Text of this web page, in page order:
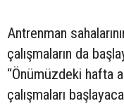
Antrenman
çalışmaların da
“Önümüzdeki hafta
çalışmaları